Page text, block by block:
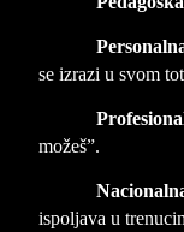
se izrazi u svom
možeš”.
ispoljava u